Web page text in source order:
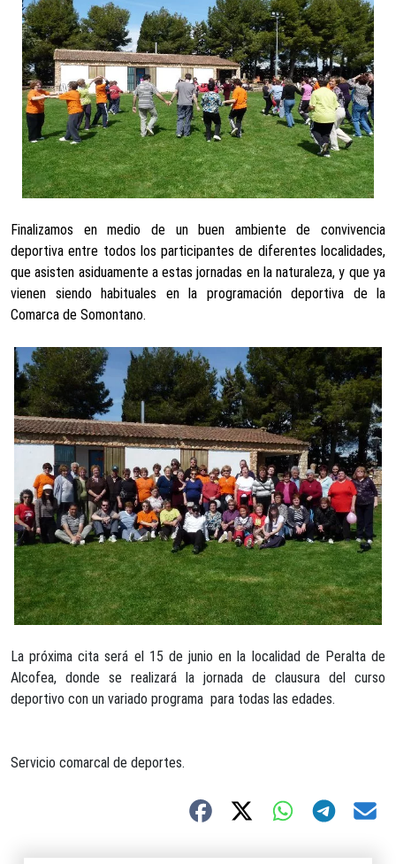
Finalizamos en medio de un buen ambiente de convivencia
deportiva entre todos los participantes de diferentes localidades,
que asisten asiduamente a estas jornadas en la naturaleza, y que ya
vienen siendo habituales en la programación deportiva de la
Comarca de Somontano.
La próxima cita será el 15 de junio en la localidad de Peralta de
Alcofea, donde se realizará la jornada de clausura del curso
deportivo con un variado programa para todas las edades.
Servicio comarcal de deportes.